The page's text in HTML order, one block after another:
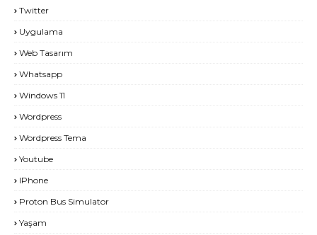
Twitter
Uygulama
Web Tasarım
Whatsapp
Windows 11
Wordpress
Wordpress Tema
Youtube
IPhone
Proton Bus Simulator
Yaşam